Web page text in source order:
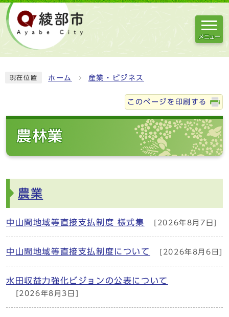
メニュー
現在位置 ホーム 産業・ビジネス
このページを印刷する
農林業
農業
中山間地域等直接支払制度 様式集 [2026年8月7日]
中山間地域等直接支払制度について [2026年8月6日]
水田収益力強化ビジョンの公表について
[2026年8月3日]